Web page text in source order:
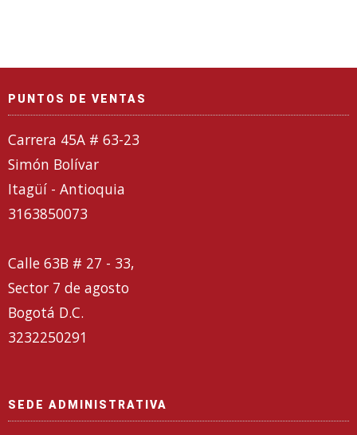
PUNTOS DE VENTAS
Carrera 45A # 63-23
Simón Bolívar
Itagüí - Antioquia
3163850073
Calle 63B # 27 - 33,
Sector 7 de agosto
Bogotá D.C.
3232250291
SEDE ADMINISTRATIVA